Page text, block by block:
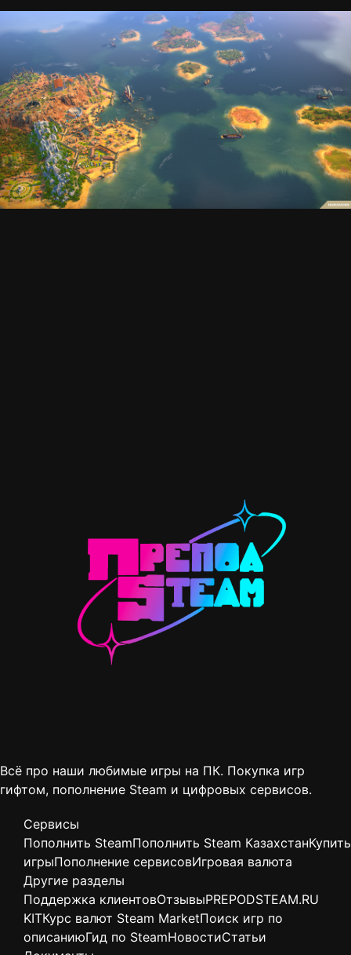
Всё про наши любимые игры на ПК. Покупка игр
гифтом, пополнение Steam и цифровых сервисов.
Сервисы
Пополнить SteamПополнить Steam КазахстанКупить
игрыПополнение сервисовИгровая валюта
Другие разделы
Поддержка клиентовОтзывыPREPODSTEAM.RU
KITКурс валют Steam MarketПоиск игр по
описаниюГид по SteamНовостиСтатьи